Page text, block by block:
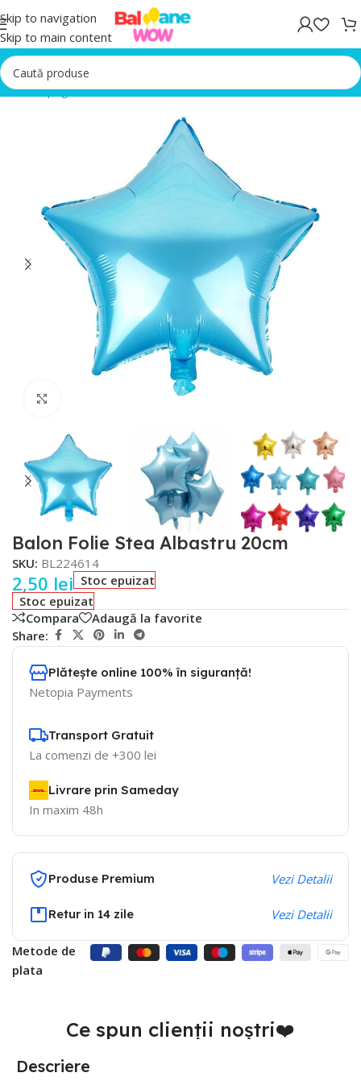
Skip to navigation
Skip to main content
Prima pagină/Baloane folie
Faceți click pentru a mări
Balon Folie Stea Albastru 20cm
SKU: BL224614
2,50 lei Stoc epuizat
Stoc epuizat
Compara
Adaugă la favorite
Share:
Plătește online 100% în siguranță!
Netopia Payments
Transport Gratuit
La comenzi de +300 lei
Livrare prin Sameday
In maxim 48h
Produse Premium Vezi Detalii
Retur in 14 zile Vezi Detalii
Metode de
plata
Ce spun clienții noștri❤️
Descriere